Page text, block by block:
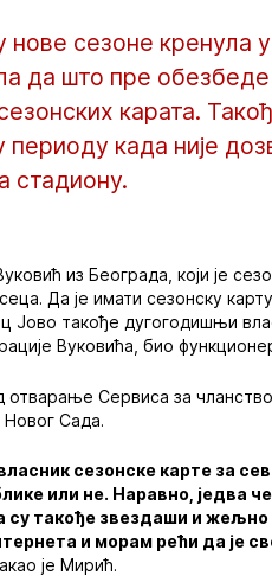
нове сезоне кренула
да што пре
карата.
када није
стадиону.
из Београда, који је
Да је имати сезонску
Јово такође дугогодишњи
Вуковића, био
Сервиса за чланство
Сада.
сезонске карте за
или не. Наравно, једва
су такође звездаши и
и морам рећи да је
је Мирић.